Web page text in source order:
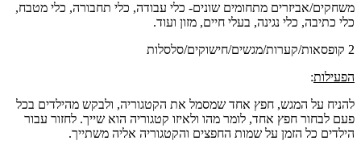
משחקים/אביזרים מתחומים שונים- כלי עבודה, כלי תחבורה, כלי מטבח,
כלי כתיבה, כלי נגינה, בעלי חיים, מזון ועוד.
2 קופסאות/קערות/מגשים/חישוקים/סלסלות
הפעילות:
להניח על המגש, חפץ אחד שמסמל את הקטגוריה, ולבקש מהילדים בכל
פעם לבחור חפץ אחד, לומר מהו ולאיזו קטגוריה הוא שייך. לחזור עבור
הילדים כל הזמן על שמות החפצים והקטגוריה אליה משתייך.